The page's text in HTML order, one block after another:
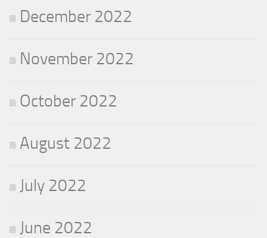
December 2022
November 2022
October 2022
August 2022
July 2022
June 2022